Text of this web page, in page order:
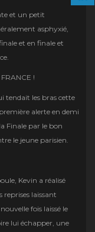
et un petit
asphyxié,
et en finale et
!
tendait les bras cette
alerte en demi
Finale par le bon
le jeune parisien.
Kevin a réalisé
reprises laissant
fois laissé le
lui échapper, une